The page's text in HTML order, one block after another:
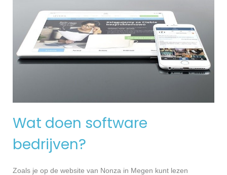
Wat doen software
bedrijven?
Zoals je op de website van Nonza in Megen kunt lezen